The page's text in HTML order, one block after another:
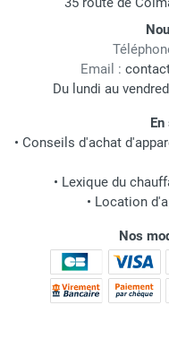
Email :
Du lundi au
• Conseils d'achat
• Lexique du
• Location
Nos